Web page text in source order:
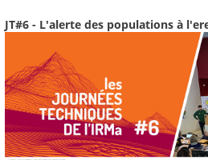
JT#6 - L'alerte des populations à